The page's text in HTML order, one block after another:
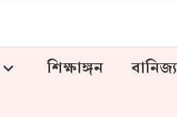
শিক্ষাঙ্গন বানিজ্য